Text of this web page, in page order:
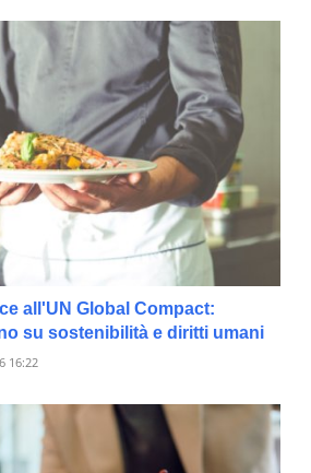
all'UN Global Compact:
su sostenibilità e diritti umani
16:22